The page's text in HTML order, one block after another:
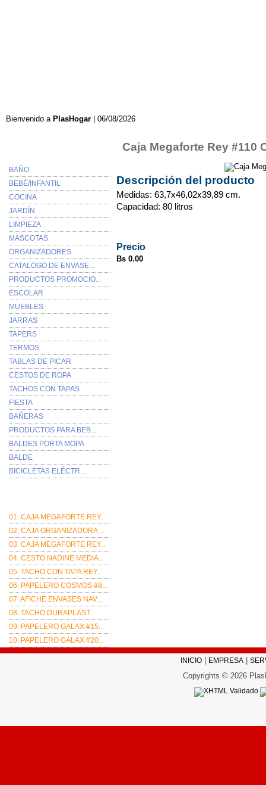
Bienvenido a PlasHogar | 06/08/2026
BAÑO
BEBÉ/INFANTIL
COCINA
JARDÍN
LIMPIEZA
MASCOTAS
ORGANIZADORES
CATALOGO DE ENVASE...
PRODUCTOS PROMOCIO...
ESCOLAR
MUEBLES
JARRAS
TAPERS
TERMOS
TABLAS DE PICAR
CESTOS DE ROPA
TACHOS CON TAPAS
FIESTA
BAÑERAS
PRODUCTOS PARA BEB...
BALDES PORTA MOPA
BALDE
BICICLETAS ELÉCTR...
01. CAJA MEGAFORTE REY...
02. CAJA ORGANIZADORA ...
03. CAJA MEGAFORTE REY...
04. CESTO NADINE MEDIA...
05. TACHO CON TAPA REY...
06. PAPELERO COSMOS #8...
07. AFICHE ENVASES NAV...
08. TACHO DURAPLAST
09. PAPELERO GALAX #15...
10. PAPELERO GALAX #20...
Caja Megaforte Rey #110
Descripción del producto
Medidas: 63,7x46,02x39,89 cm.
Capacidad: 80 litros
Precio
Bs 0.00
INICIO| EMPRESA|
Copyrights © 2026